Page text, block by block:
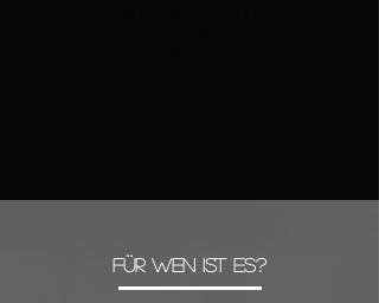
Für wen ist es?